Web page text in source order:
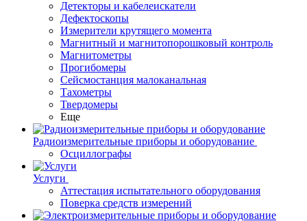
Детекторы и кабелеискатели
Дефектоскопы
Измерители крутящего момента
Магнитный и магнитопорошковый контроль
Магнитометры
Прогибомеры
Сейсмостанция малоканальная
Тахометры
Твердомеры
Еще
Радиоизмерительные приборы и оборудование
Осциллографы
Услуги
Аттестация испытательного оборудования
Поверка средств измерений